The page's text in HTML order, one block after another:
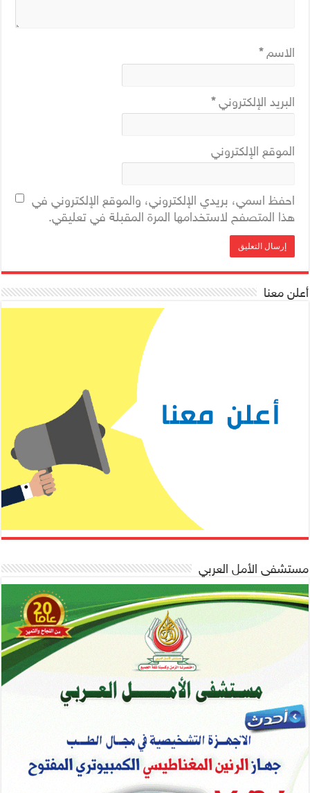
الاسم*
البريد الإلكتروني*
الموقع الإلكتروني
احفظ اسمي، بريدي الإلكتروني، والموقع الإلكتروني في
هذا المتصفح لاستخدامها المرة المقبلة في تعليقي.
أعلن معنا
مستشفى الأمل العربي